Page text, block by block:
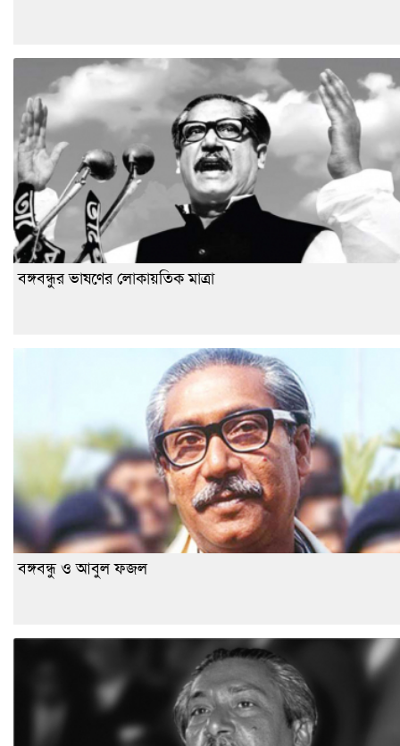
বঙ্গবন্ধুর ভাষণের লোকায়তিক মাত্রা
বঙ্গবন্ধু ও আবুল ফজল